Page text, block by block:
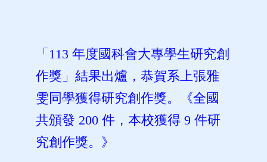
「113 年度國科會大專學生研究創
作獎」結果出爐，恭賀系上張雅
雯同學獲得研究創作獎。《全國
共頒發 200 件，本校獲得 9 件研
究創作獎。》